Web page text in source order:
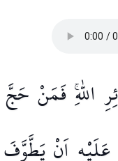
اللّٰهِۚفَمَنْ حَجَّ
عَلَيْهِ اَنْيَطَّوَّفَ